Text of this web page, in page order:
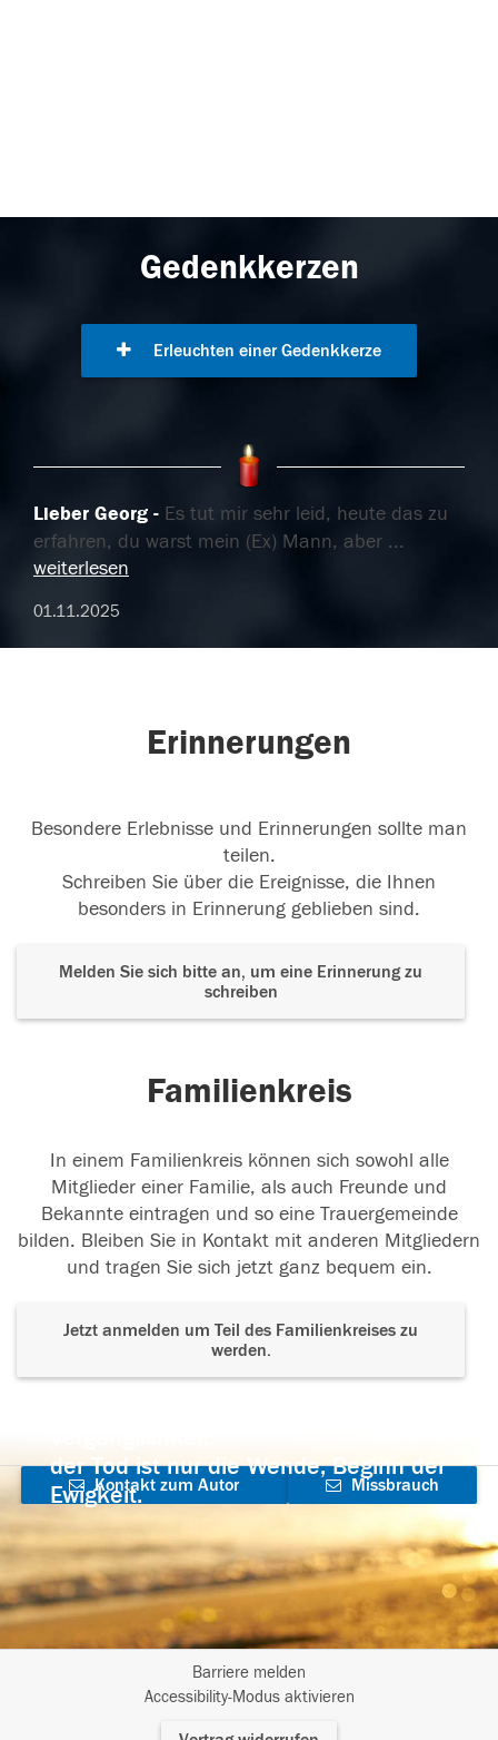
Gedenkkerzen
Erleuchten einer Gedenkkerze
Lieber Georg
Es tut mir sehr leid, heute das zu
erfahren, du warst mein (Ex) Mann, aber ...
weiterlesen
01.11.2025
Erinnerungen
Besondere Erlebnisse und Erinnerungen sollte man
teilen.
Schreiben Sie über die Ereignisse, die Ihnen
besonders in Erinnerung geblieben sind.
Melden Sie sich bitte an, um eine Erinnerung zu
schreiben
Familienkreis
In einem Familienkreis können sich sowohl alle
Mitglieder einer Familie, als auch Freunde und
Bekannte eintragen und so eine Trauergemeinde
bilden. Bleiben Sie in Kontakt mit anderen Mitgliedern
und tragen Sie sich jetzt ganz bequem ein.
Jetzt anmelden um Teil des Familienkreises zu
werden.
der Tod ist nur die Wende, Beginn der
Ewigkeit.
Kontakt zum Autor
aufnehmen
Missbrauch
Barriere melden
Accessibility-Modus aktivieren